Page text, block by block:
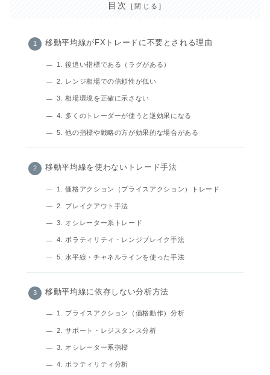
目次
移動平均線がFXトレードに不要とされる理由
1. 後追い指標である（ラグがある）
2. レンジ相場での信頼性が低い
3. 相場環境を正確に示さない
4. 多くのトレーダーが使うと逆効果になる
5. 他の指標や戦略の方が効果的な場合がある
移動平均線を使わないトレード手法
1. 価格アクション（プライスアクション）トレード
2. ブレイクアウト手法
3. オシレーター系トレード
4. ボラティリティ・レンジブレイク手法
5. 水平線・チャネルラインを使った手法
移動平均線に依存しない分析方法
1. プライスアクション（価格動作）分析
2. サポート・レジスタンス分析
3. オシレーター系指標
4. ボラティリティ分析